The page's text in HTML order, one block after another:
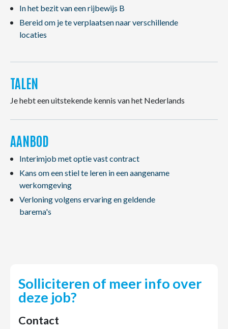
In het bezit van een rijbewijs B
Bereid om je te verplaatsen naar verschillende
locaties
TALEN
Je hebt een uitstekende kennis van het Nederlands
AANBOD
Interimjob met optie vast contract
Kans om een stiel te leren in een aangename
werkomgeving
Verloning volgens ervaring en geldende
barema's
Solliciteren of meer info over
deze job?
Contact